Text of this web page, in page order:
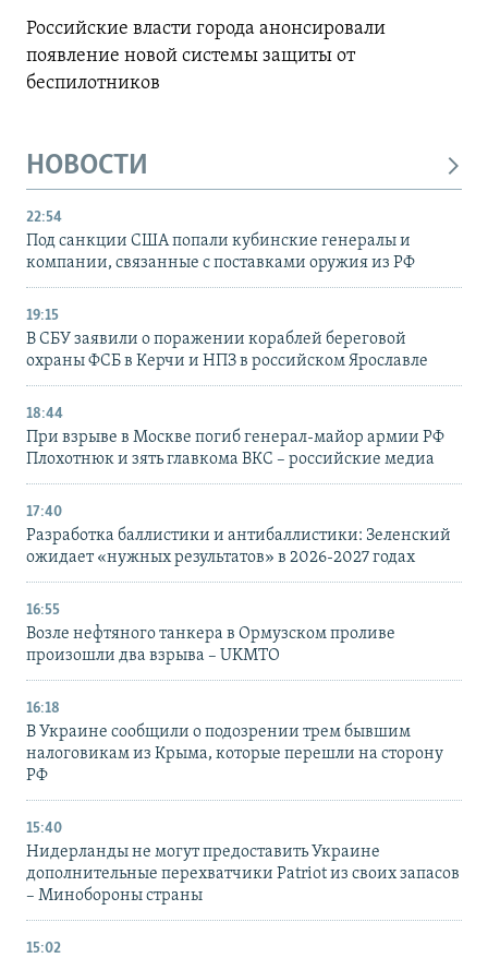
Российские власти города анонсировали
появление новой системы защиты от
беспилотников
НОВОСТИ
22:54
Под санкции США попали кубинские генералы и
компании, связанные с поставками оружия из РФ
19:15
В СБУ заявили о поражении кораблей береговой
охраны ФСБ в Керчи и НПЗ в российском Ярославле
18:44
При взрыве в Москве погиб генерал-майор армии РФ
Плохотнюк и зять главкома ВКС – российские медиа
17:40
Разработка баллистики и антибаллистики: Зеленский
ожидает «нужных результатов» в 2026-2027 годах
16:55
Возле нефтяного танкера в Ормузском проливе
произошли два взрыва – UKMTO
16:18
В Украине сообщили о подозрении трем бывшим
налоговикам из Крыма, которые перешли на сторону
РФ
15:40
Нидерланды не могут предоставить Украине
дополнительные перехватчики Patriot из своих запасов
– Минобороны страны
15:02